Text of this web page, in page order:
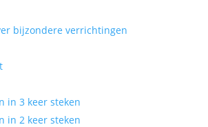
bijzondere verrichtingen
in 3 keer steken
in 2 keer steken